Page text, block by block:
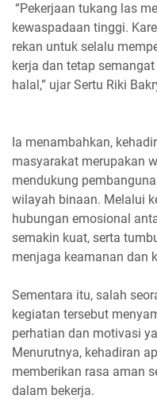
“Pekerjaan tukang las
kewaspadaan tinggi.
rekan untuk selalu
kerja dan tetap
halal,” ujar Sertu Riki
Ia menambahkan,
masyarakat merupakan
mendukung
wilayah binaan. Melalui
hubungan emosional
semakin kuat, serta
menjaga keamanan dan
Sementara itu, salah
kegiatan tersebut
perhatian dan motivasi
Menurutnya, kehadiran
memberikan rasa aman
dalam bekerja.